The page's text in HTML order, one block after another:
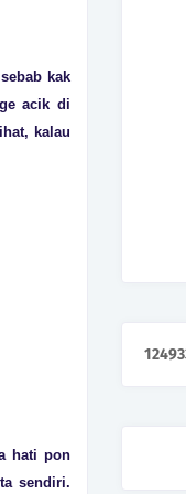
kak
acik di
kalau
hati pon
sendiri.
12493